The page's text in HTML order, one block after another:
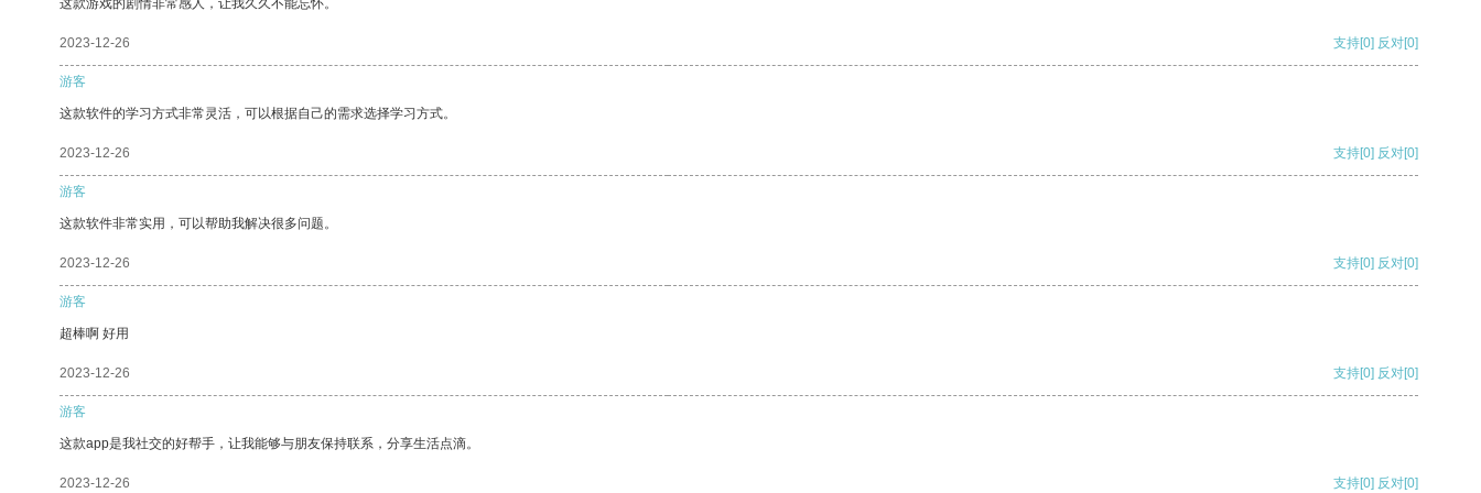
这款游戏的剧情非常感人，让我久久不能忘怀。
2023-12-26 支持[0] 反对[0]
游客
这款软件的学习方式非常灵活，可以根据自己的需求选择学习方式。
2023-12-26 支持[0] 反对[0]
游客
这款软件非常实用，可以帮助我解决很多问题。
2023-12-26 支持[0] 反对[0]
游客
超棒啊 好用
2023-12-26 支持[0] 反对[0]
游客
这款app是我社交的好帮手，让我能够与朋友保持联系，分享生活点滴。
2023-12-26 支持[0] 反对[0]